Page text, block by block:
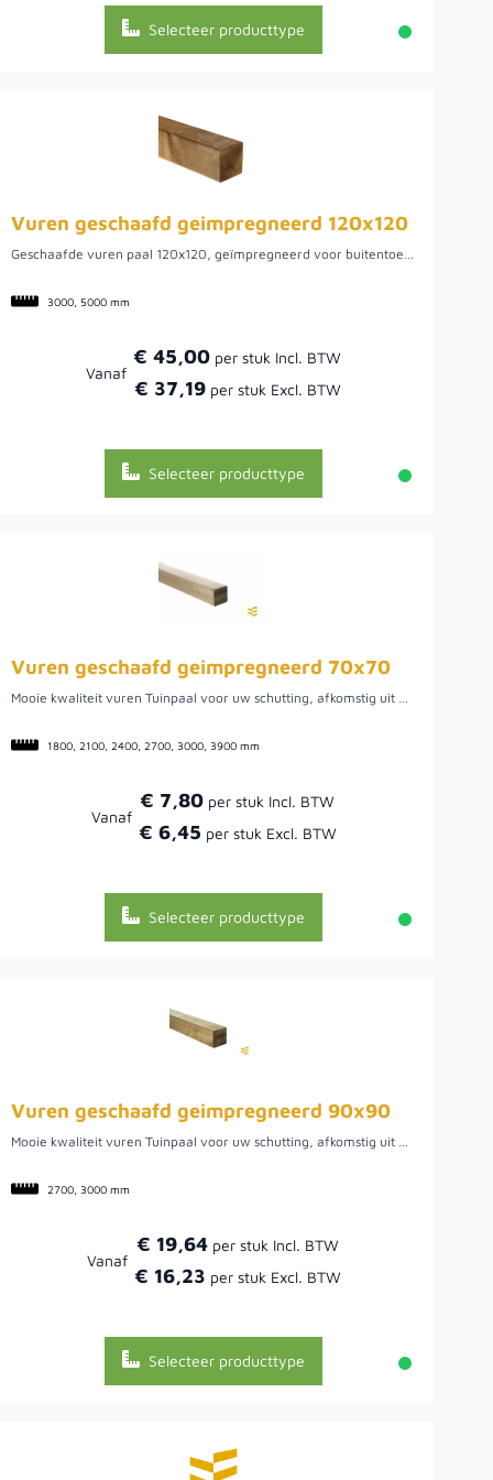
Selecteer producttype
Vuren geschaafd geimpregneerd 120x120
Geschaafde vuren paal 120x120, geïmpregneerd voor buitentoepassing. Sterke basis voor overkappingen, pergola’s en stevige constructies.
3000, 5000 mm
Vanaf
€ 45,00
€ 37,19
Selecteer producttype
Vuren geschaafd geimpregneerd 70x70
Mooie kwaliteit vuren Tuinpaal voor uw schutting, afkomstig uit Noord Europa. Leverbaar uit voorraad in de lengte 1,5 1,8 2,1 2,4 2,7 3,0 en 3,9 meter.
1800, 2100, 2400, 2700, 3000, 3900 mm
Vanaf
€ 7,80
€ 6,45
Selecteer producttype
Vuren geschaafd geimpregneerd 90x90
Mooie kwaliteit vuren Tuinpaal voor uw schutting, afkomstig uit Noord-Europa. Leverbaar uit voorraad in de lengte 2,1 2,7 3,0 en 3,9 meter.
2700, 3000 mm
Vanaf
€ 19,64
€ 16,23
Selecteer producttype